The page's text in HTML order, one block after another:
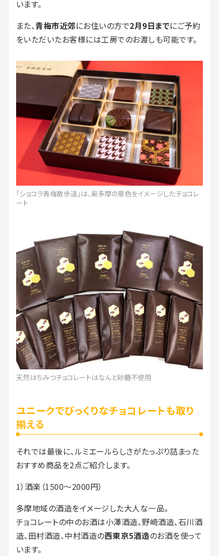
います。
また、青梅市近郊にお住いの方で2月9日までにご予約
をいただいたお客様には工房でのお渡しも可能です。
「ショコラ青梅散歩道」は、奥多摩の景色をイメージしたチョコレ
ート
天然はちみつチョコレートはなんと砂糖不使用
ユニークでびっくりなチョコレートも取り
揃える
それでは最後に、ルミエールらしさがたっぷり詰まった
おすすめ商品を2点ご紹介します。
1）酒楽（1500～2000円）
多摩地域の酒造をイメージした大人な一品。
チョコレートの中のお酒は小澤酒造、野崎酒造、石川酒
造、田村酒造、中村酒造の西東京5酒造のお酒を使って
います。